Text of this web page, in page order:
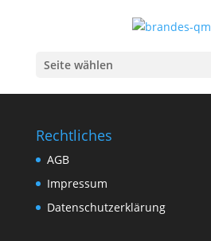
Seite wählen
Blog
Rechtliches
AGB
Impressum
Datenschutzerklärung